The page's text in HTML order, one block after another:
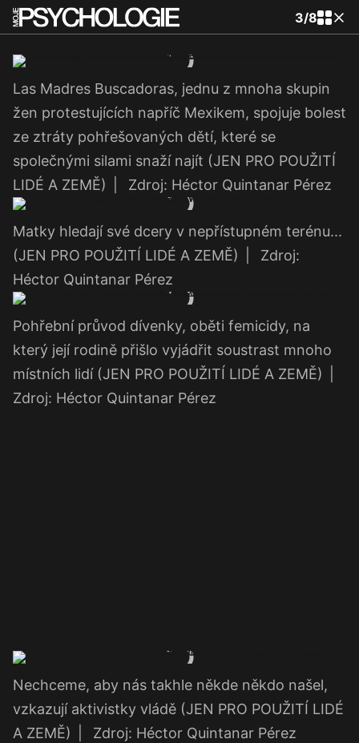
3/8
Las Madres Buscadoras, jednu z mnoha skupin
žen protestujících napříč Mexikem, spojuje bolest
ze ztráty pohřešovaných dětí, které se
společnými silami snaží najít (JEN PRO POUŽITÍ
LIDÉ A ZEMĚ)
Zdroj: Héctor Quintanar Pérez
Matky hledají své dcery v nepřístupném terénu...
(JEN PRO POUŽITÍ LIDÉ A ZEMĚ)
Zdroj:
Héctor Quintanar Pérez
Pohřební průvod dívenky, oběti femicidy, na
který její rodině přišlo vyjádřit soustrast mnoho
místních lidí (JEN PRO POUŽITÍ LIDÉ A ZEMĚ)
Zdroj: Héctor Quintanar Pérez
Nechceme, aby nás takhle někde někdo našel,
vzkazují aktivistky vládě (JEN PRO POUŽITÍ LIDÉ
A ZEMĚ)
Zdroj: Héctor Quintanar Pérez